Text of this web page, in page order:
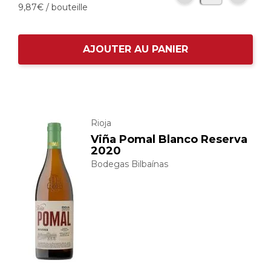
9,87€ / bouteille
AJOUTER AU PANIER
Rioja
Viña Pomal Blanco Reserva
2020
Bodegas Bilbaínas